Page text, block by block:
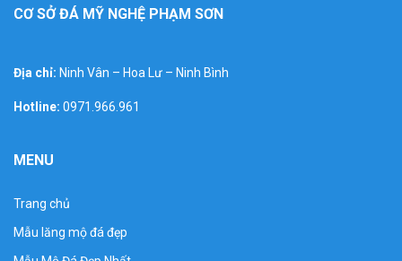
CƠ SỞ ĐÁ MỸ NGHỆ PHẠM SƠN
Địa chỉ: Ninh Vân – Hoa Lư – Ninh Bình
Hotline: 0971.966.961
MENU
Trang chủ
Mẫu lăng mộ đá đẹp